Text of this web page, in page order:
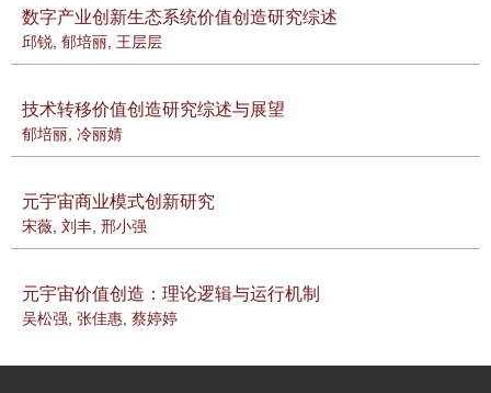
数字产业创新生态系统价值创造研究综述
邱锐, 郁培丽, 王层层
技术转移价值创造研究综述与展望
郁培丽, 冷丽婧
元宇宙商业模式创新研究
宋薇, 刘丰, 邢小强
元宇宙价值创造：理论逻辑与运行机制
吴松强, 张佳惠, 蔡婷婷